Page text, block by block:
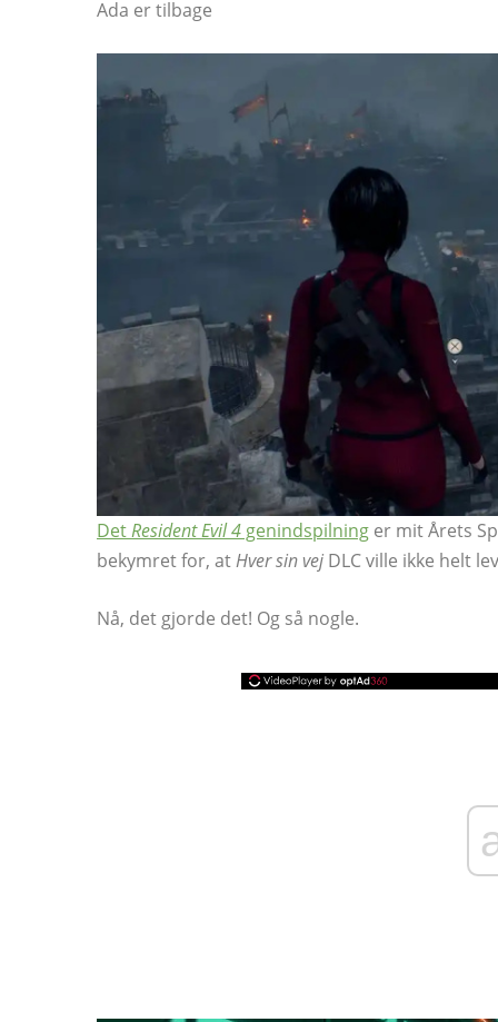
Ada er tilbage
DetResident Evil 4 genindspilning er mit Årets
bekymret for, atHver sin vej DLC ville ikke helt
Nå, det gjorde det! Og så nogle.